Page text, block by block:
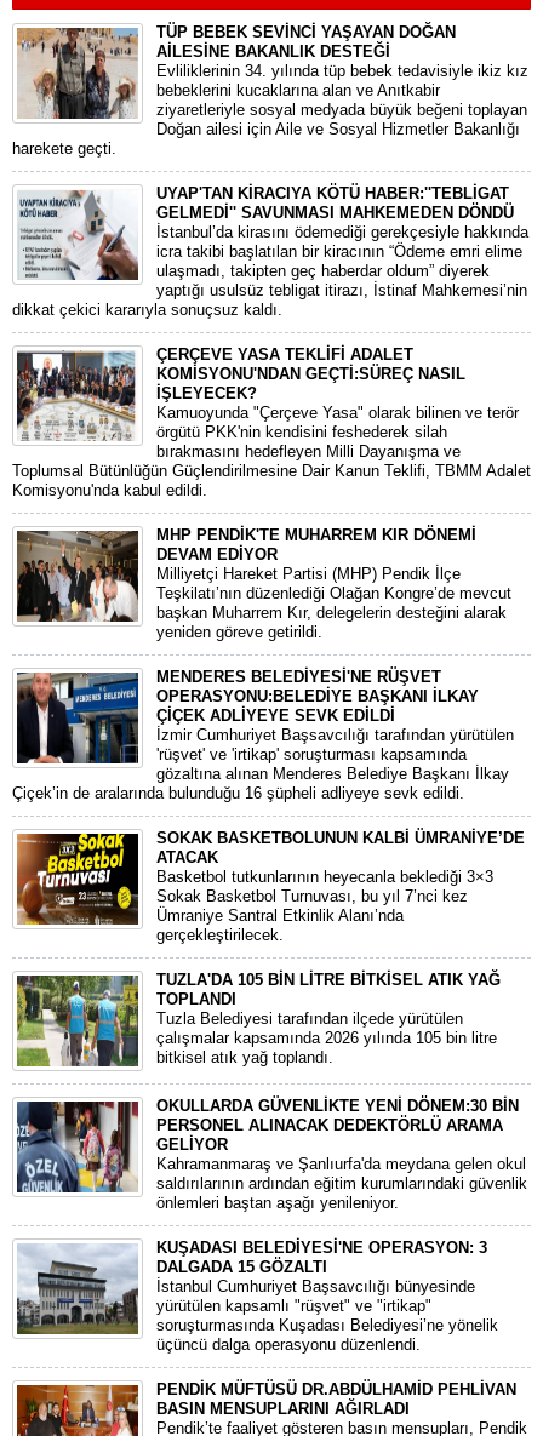
TÜP BEBEK SEVİNCİ YAŞAYAN DOĞAN
AİLESİNE BAKANLIK DESTEĞİ
​Evliliklerinin 34. yılında tüp bebek tedavisiyle ikiz kız
bebeklerini kucaklarına alan ve Anıtkabir
ziyaretleriyle sosyal medyada büyük beğeni toplayan
Doğan ailesi için Aile ve Sosyal Hizmetler Bakanlığı
harekete geçti.
UYAP'TAN KİRACIYA KÖTÜ HABER:''TEBLİGAT
GELMEDİ'' SAVUNMASI MAHKEMEDEN DÖNDÜ
​İstanbul’da kirasını ödemediği gerekçesiyle hakkında
icra takibi başlatılan bir kiracının “Ödeme emri elime
ulaşmadı, takipten geç haberdar oldum” diyerek
yaptığı usulsüz tebligat itirazı, İstinaf Mahkemesi’nin
dikkat çekici kararıyla sonuçsuz kaldı.
ÇERÇEVE YASA TEKLİFİ ADALET
KOMİSYONU'NDAN GEÇTİ:SÜREÇ NASIL
İŞLEYECEK?
​Kamuoyunda "Çerçeve Yasa" olarak bilinen ve terör
örgütü PKK'nin kendisini feshederek silah
bırakmasını hedefleyen Milli Dayanışma ve
Toplumsal Bütünlüğün Güçlendirilmesine Dair Kanun Teklifi, TBMM Adalet
Komisyonu'nda kabul edildi.
MHP PENDİK'TE MUHARREM KIR DÖNEMİ
DEVAM EDİYOR
​Milliyetçi Hareket Partisi (MHP) Pendik İlçe
Teşkilatı’nın düzenlediği Olağan Kongre’de mevcut
başkan Muharrem Kır, delegelerin desteğini alarak
yeniden göreve getirildi.
MENDERES BELEDİYESİ'NE RÜŞVET
OPERASYONU:BELEDİYE BAŞKANI İLKAY
ÇİÇEK ADLİYEYE SEVK EDİLDİ
​İzmir Cumhuriyet Başsavcılığı tarafından yürütülen
'rüşvet' ve 'irtikap' soruşturması kapsamında
gözaltına alınan Menderes Belediye Başkanı İlkay
Çiçek’in de aralarında bulunduğu 16 şüpheli adliyeye sevk edildi.
SOKAK BASKETBOLUNUN KALBİ ÜMRANİYE’DE
ATACAK
Basketbol tutkunlarının heyecanla beklediği 3×3
Sokak Basketbol Turnuvası, bu yıl 7’nci kez
Ümraniye Santral Etkinlik Alanı’nda
gerçekleştirilecek.
TUZLA'DA 105 BİN LİTRE BİTKİSEL ATIK YAĞ
TOPLANDI
Tuzla Belediyesi tarafından ilçede yürütülen
çalışmalar kapsamında 2026 yılında 105 bin litre
bitkisel atık yağ toplandı.
OKULLARDA GÜVENLİKTE YENİ DÖNEM:30 BİN
PERSONEL ALINACAK DEDEKTÖRLÜ ARAMA
GELİYOR
​Kahramanmaraş ve Şanlıurfa'da meydana gelen okul
saldırılarının ardından eğitim kurumlarındaki güvenlik
önlemleri baştan aşağı yenileniyor.
KUŞADASI BELEDİYESİ'NE OPERASYON: 3
DALGADA 15 GÖZALTI
​İstanbul Cumhuriyet Başsavcılığı bünyesinde
yürütülen kapsamlı "rüşvet" ve "irtikap"
soruşturmasında Kuşadası Belediyesi’ne yönelik
üçüncü dalga operasyonu düzenlendi.
PENDİK MÜFTÜSÜ DR.ABDÜLHAMİD PEHLİVAN
BASIN MENSUPLARINI AĞIRLADI
​Pendik’te faaliyet gösteren basın mensupları, Pendik